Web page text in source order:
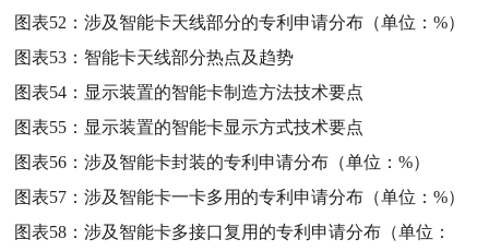
图表52：涉及智能卡天线部分的专利申请分布（单位：%）
图表53： 智能卡天线部分热点及趋势
图表54： 显示装置的智能卡制造方法技术要点
图表55： 显示装置的智能卡显示方式技术要点
图表56：涉及智能卡封装的专利申请分布（单位：%）
图表57：涉及智能卡一卡多用的专利申请分布（单位：%）
图表58：涉及智能卡多接口复用的专利申请分布（单位：